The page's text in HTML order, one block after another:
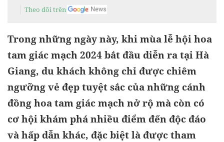
Theo dõi trên
Trong những ngày này, khi mùa lễ hội hoa
tam giác mạch 2024 bắt đầu diễn ra tại Hà
Giang, du khách không chỉ được chiêm
ngưỡng vẻ đẹp tuyệt sắc của những cánh
đồng hoa tam giác mạch nở rộ mà còn có
cơ hội khám phá nhiều điểm đến độc đáo
và hấp dẫn khác, đặc biệt là được tham